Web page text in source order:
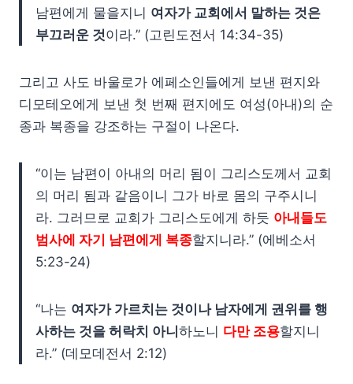
남편에게 물을지니 여자가 교회에서 말하는 것은
부끄러운 것이라.” (고린도전서 14:34-35)
그리고 사도 바울로가 에페소인들에게 보낸 편지와
디모테오에게 보낸 첫 번째 편지에도 여성(아내)의 순
종과 복종을 강조하는 구절이 나온다.
“이는 남편이 아내의 머리 됨이 그리스도께서 교회
의 머리 됨과 같음이니 그가 바로 몸의 구주시니
라. 그러므로 교회가 그리스도에게 하듯 아내들도
범사에 자기 남편에게 복종할지니라.” (에베소서
5:23-24)
“나는 여자가 가르치는 것이나 남자에게 권위를 행
사하는 것을 허락치 아니 하노니 다만 조용할지니
라.” (데모데전서 2:12)